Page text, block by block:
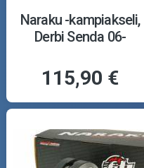
Naraku -kampiakseli,
Derbi Senda 06-
115,90 €